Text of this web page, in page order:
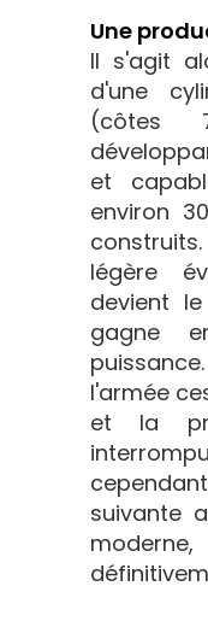
Une
Il s'agit
d'une
et
environ
légère
devient
gagne
l'armée
et la
suivante